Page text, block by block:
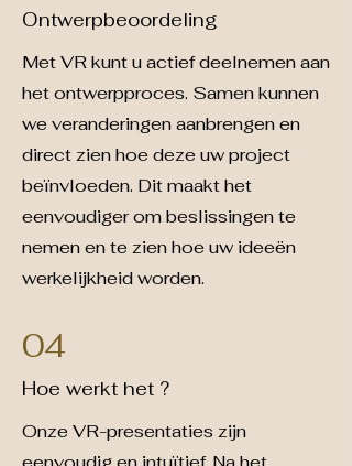
Ontwerpbeoordeling
Met VR kunt u actief deelnemen aan
het ontwerpproces. Samen kunnen
we veranderingen aanbrengen en
direct zien hoe deze uw project
beïnvloeden. Dit maakt het
eenvoudiger om beslissingen te
nemen en te zien hoe uw ideeën
werkelijkheid worden.
04
Hoe werkt het ?
Onze VR-presentaties zijn